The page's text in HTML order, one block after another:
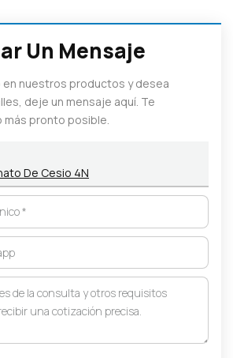
Un Mensaje
nuestros productos y desea
deje un mensaje aquí. Te
pronto posible.
De Cesio 4N